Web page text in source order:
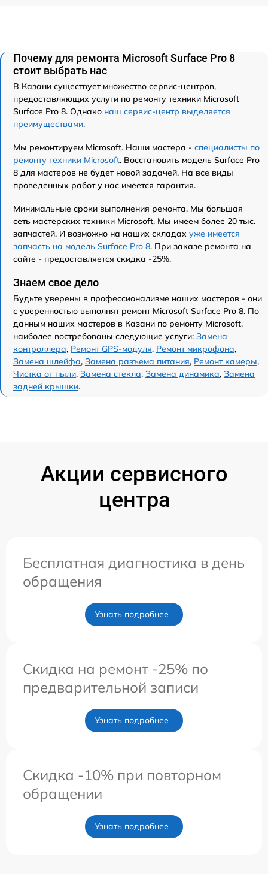
Почему для ремонта Microsoft Surface Pro 8
стоит выбрать нас
В Казани существует множество сервис-центров,
предоставляющих услуги по ремонту техники Microsoft
Surface Pro 8. Однако наш сервис-центр выделяется
преимуществами.
Мы ремонтируем Microsoft. Наши мастера - специалисты по
ремонту техники Microsoft. Восстановить модель Surface Pro
8 для мастеров не будет новой задачей. На все виды
проведенных работ у нас имеется гарантия.
Минимальные сроки выполнения ремонта. Мы большая
сеть мастерских техники Microsoft. Мы имеем более 20 тыс.
запчастей. И возможно на наших складах уже имеется
запчасть на модель Surface Pro 8. При заказе ремонта на
сайте - предоставляется скидка -25%.
Знаем свое дело
Будьте уверены в профессионализме наших мастеров - они
с уверенностью выполнят ремонт Microsoft Surface Pro 8. По
данным наших мастеров в Казани по ремонту Microsoft,
наиболее востребованы следующие услуги: Замена
контроллера, Ремонт GPS-модуля, Ремонт микрофона,
Замена шлейфа, Замена разъема питания, Ремонт камеры,
Чистка от пыли, Замена стекла, Замена динамика, Замена
задней крышки.
Акции сервисного
центра
Бесплатная диагностика в день
обращения
Узнать подробнее
Скидка на ремонт -25% по
предварительной записи
Узнать подробнее
Скидка -10% при повторном
обращении
Узнать подробнее